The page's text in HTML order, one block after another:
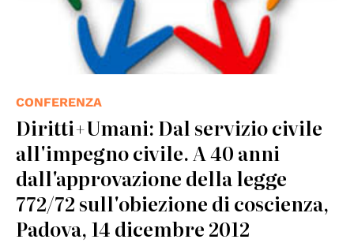
CONFERENZA
Diritti+Umani: Dal servizio civile
all'impegno civile. A 40 anni
dall'approvazione della legge
772/72 sull'obiezione di coscienza,
Padova, 14 dicembre 2012